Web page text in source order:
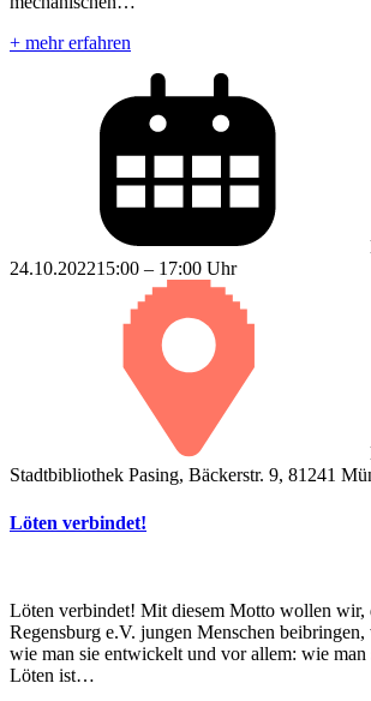
+ mehr erfahren
24.10.202215:00 – 17:00 Uhr
Stadtbibliothek Pasing, Bäckerstr. 9, 81241
Löten verbindet!
Löten verbindet! Mit diesem Motto wollen
Regensburg e.V. jungen Menschen
wie man sie entwickelt und vor allem: wie man
Löten ist…